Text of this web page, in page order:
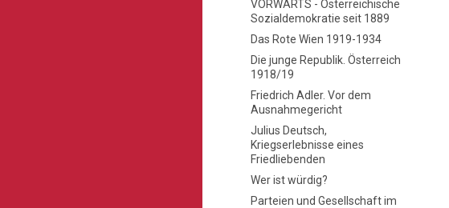
VORWÄRTS - Österreichische
Sozialdemokratie seit 1889
Das Rote Wien 1919-1934
Die junge Republik. Österreich
1918/19
Friedrich Adler. Vor dem
Ausnahmegericht
Julius Deutsch,
Kriegserlebnisse eines
Friedliebenden
Wer ist würdig?
Parteien und Gesellschaft im